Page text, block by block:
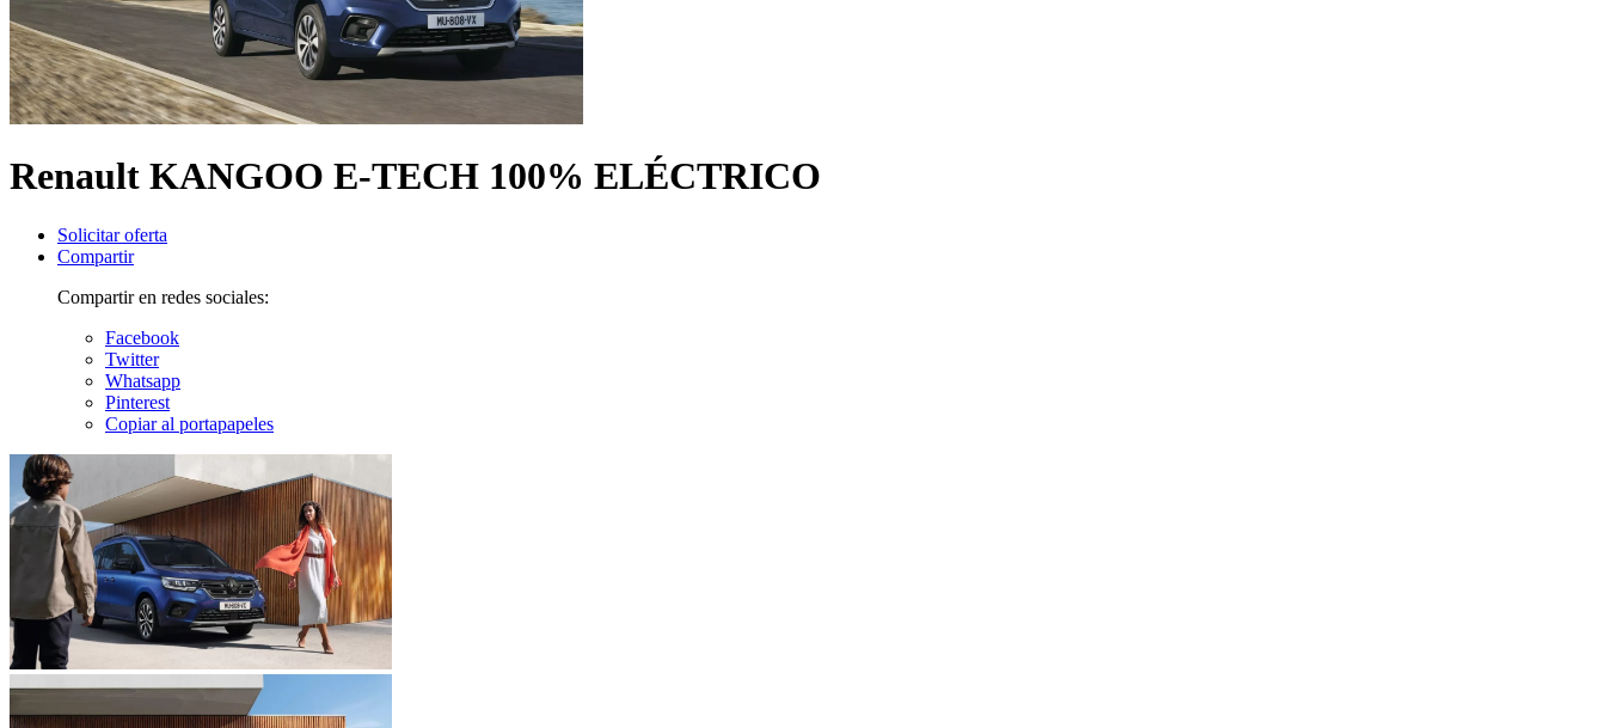
Renault KANGOO E-TECH 100% ELÉCTRICO
Solicitar oferta
Compartir
Compartir en redes sociales:
Facebook
Twitter
Whatsapp
Pinterest
Copiar al portapapeles